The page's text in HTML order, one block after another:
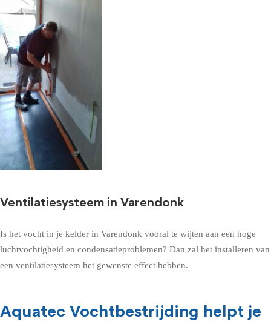
Ventilatiesysteem in Varendonk
Is het vocht in je kelder in Varendonk vooral te wijten aan een hoge
luchtvochtigheid en condensatieproblemen? Dan zal het installeren van
een ventilatiesysteem het gewenste effect hebben.
Aquatec Vochtbestrijding helpt je